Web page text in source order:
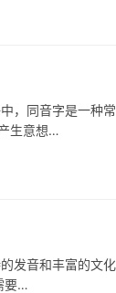
音字是一种常
生意想…
和丰富的文化内
要…